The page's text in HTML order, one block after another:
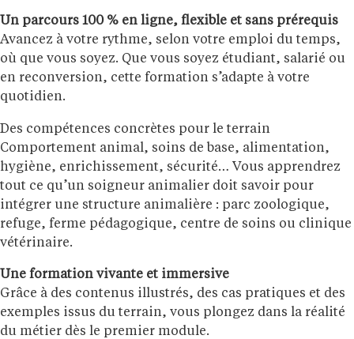
Un parcours 100 % en ligne, flexible et sans prérequis
Avancez à votre rythme, selon votre emploi du temps,
où que vous soyez. Que vous soyez étudiant, salarié ou
en reconversion, cette formation s’adapte à votre
quotidien.
Des compétences concrètes pour le terrain
Comportement animal, soins de base, alimentation,
hygiène, enrichissement, sécurité… Vous apprendrez
tout ce qu’un soigneur animalier doit savoir pour
intégrer une structure animalière : parc zoologique,
refuge, ferme pédagogique, centre de soins ou clinique
vétérinaire.
Une formation vivante et immersive
Grâce à des contenus illustrés, des cas pratiques et des
exemples issus du terrain, vous plongez dans la réalité
du métier dès le premier module.